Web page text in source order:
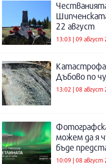
22 август
13:03 | 09 август
Катастрофа
Дъбово по
13:02 | 08 август
можем да я
бъде
10:09 | 08 август